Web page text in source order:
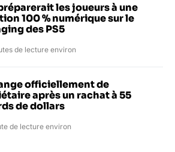
les joueurs à une
100 % numérique sur le
des PS5
de lecture environ
officiellement de
après un rachat à 55
de dollars
de lecture environ